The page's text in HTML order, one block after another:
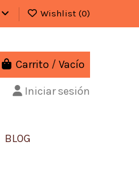
Wishlist (0)
Carrito /Vacío
Iniciar sesión
BLOG